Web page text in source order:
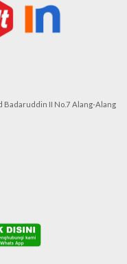
Badaruddin II No.7 Alang-Alang